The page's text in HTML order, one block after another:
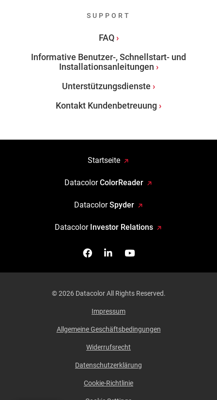
SUPPORT
FAQ
Informative Benutzer-, Schnellstart- und
Installationsanleitungen
Unterstützungsdienste
Kontakt Kundenbetreuung
Startseite
DatacolorColorReader
DatacolorSpyder
Datacolor Investor Relations
FacebookFollow us on Linkedin
Watch us on
© 2026 Datacolor All Rights Reserved.
Impressum
Allgemeine Geschäftsbedingungen
Widerrufsrecht
Datenschutzerklärung
Cookie-Richtlinie